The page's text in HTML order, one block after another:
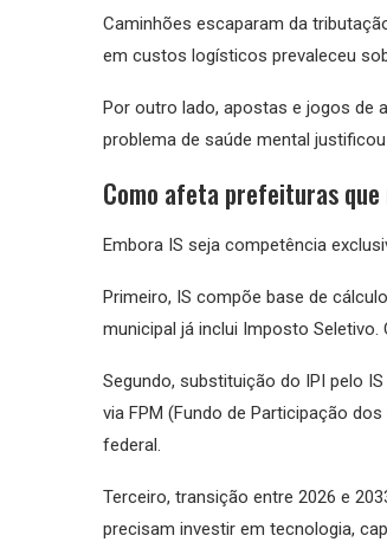
Caminhões escaparam da
em custos logísticos prevaleceu
Por outro lado, apostas e jogos de
problema de saúde mental
Como afeta prefeituras que
Embora IS seja competência
Primeiro, IS compõe base de
municipal já inclui Imposto
Segundo, substituição do IPI pelo
via FPM (Fundo de Participação
federal.
Terceiro, transição entre 2026 e
precisam investir em tecnologia,